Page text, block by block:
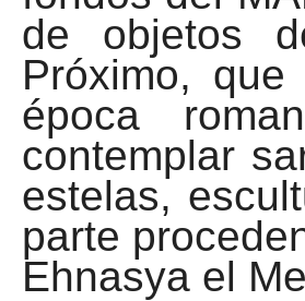
de objetos
Próximo,
época
contemplar
estelas,
parte
Ehnasya el